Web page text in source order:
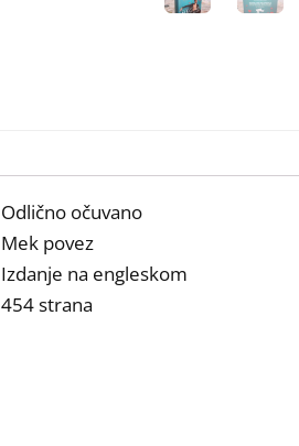
Odlično očuvano
Mek povez
Izdanje na engleskom
454 strana